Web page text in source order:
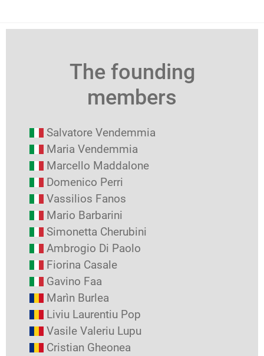
The founding
members
Salvatore Vendemmia
Maria Vendemmia
Marcello Maddalone
Domenico Perri
Vassilios Fanos
Mario Barbarini
Simonetta Cherubini
Ambrogio Di Paolo
Fiorina Casale
Gavino Faa
Marìn Burlea
Liviu Laurentiu Pop
Vasile Valeriu Lupu
Cristian Gheonea